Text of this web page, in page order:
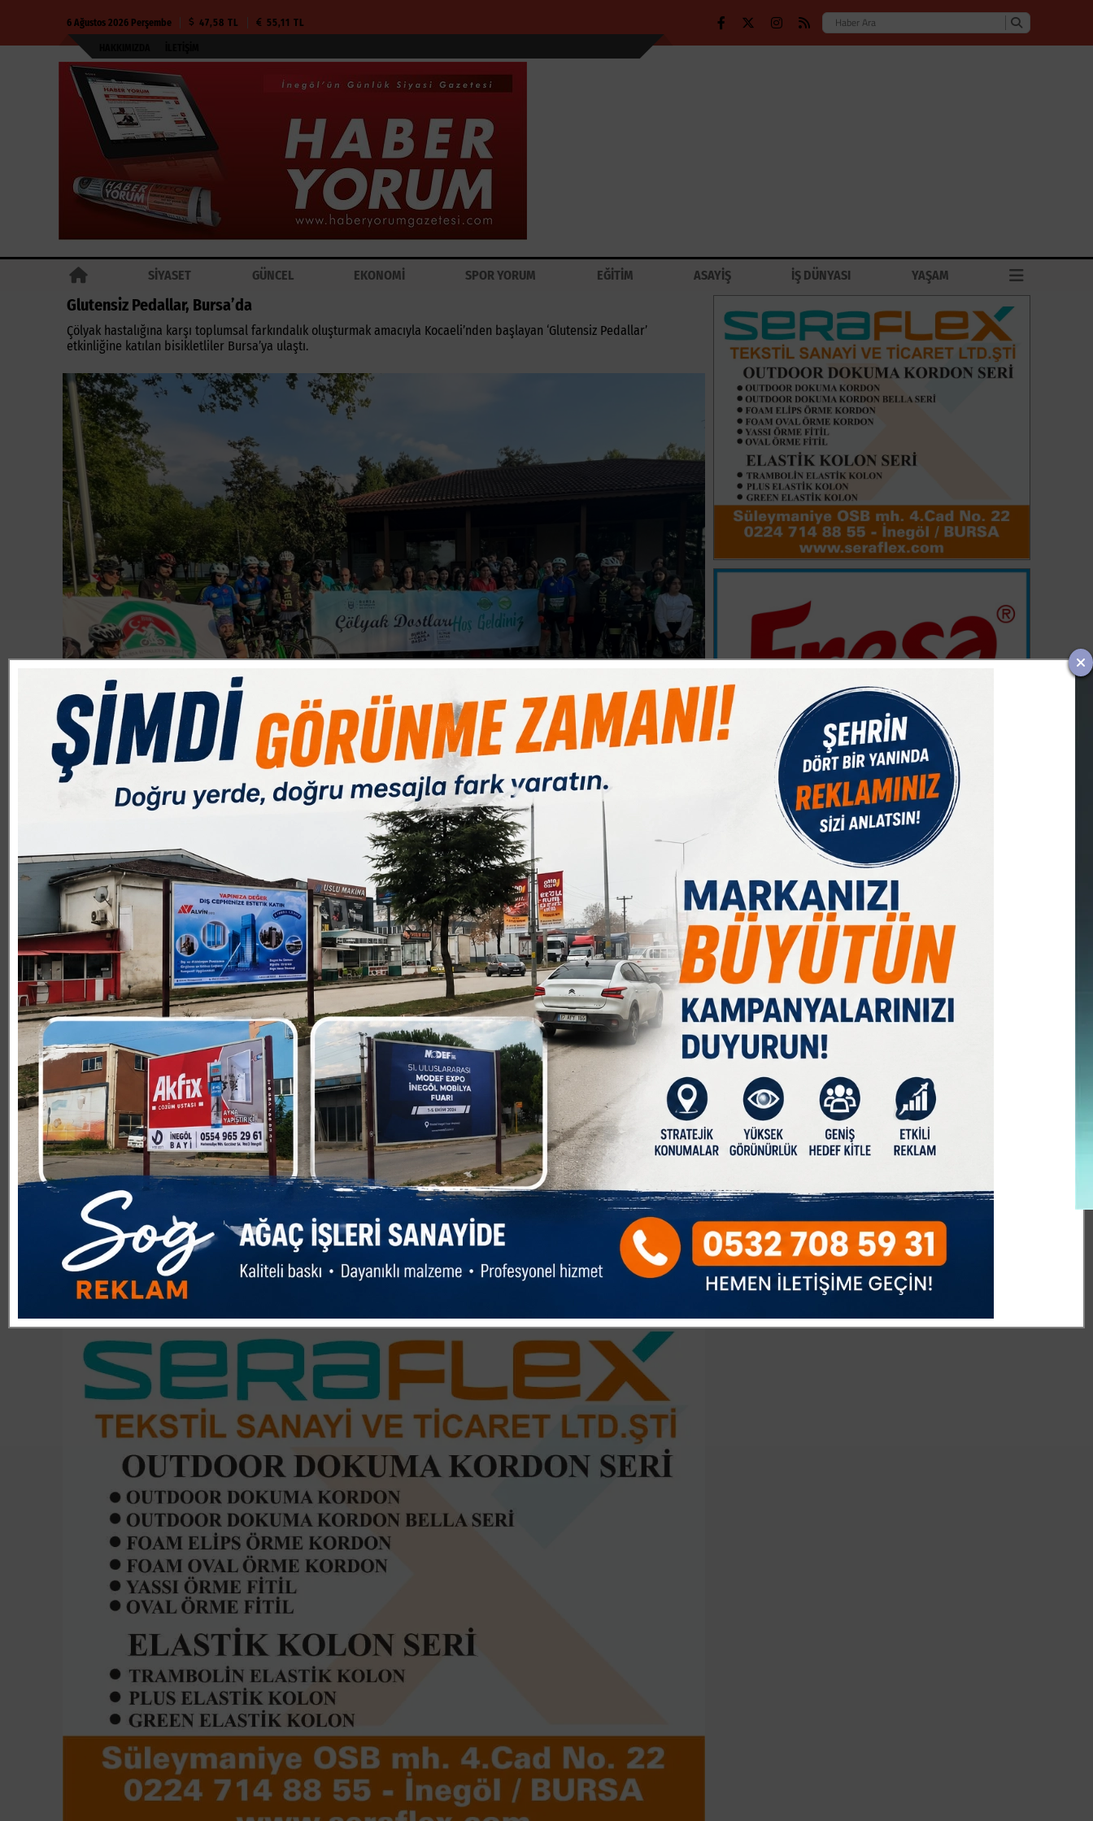
6 Ağustos 2026 Perşembe 47,58 TL 55,11 TL
SİYASET GÜNCEL EKONOMİ SPOR YORUM EĞİTİM ASAYİŞ İŞ DÜNYASI YAŞAM
Glutensiz Pedallar, Bursa’da
Çölyak hastalığına karşı toplumsal farkındalık oluşturmak amacıyla Kocaeli’nden başlayan ‘Glutensiz Pedallar’
etkinliğine katılan bisikletliler Bursa’ya ulaştı.
SPOR YORUM 6.05.2022 12:34:00 0
Paylas Paylas Paylas Paylas Paylas
Kocaeli Valiliği, Kocaeli Büyükşehir Belediyesi, Kocaeli Kent Konseyi, Bursa Büyükşehir Belediyesi, Kocaeli Bisiklet ve
Doğa Sporları (KOBİDOS) ve Kocaeli, Bursa ve Balıkesir Çölyakla Yaşam Derneği işbirliğinde düzenlenen 2. Glutensiz
Yaşam Turu’nda 12 bisikletçi 264 kilometre boyunca pedal çevirecek. Tura Kocaeli Kent Meydanı’ndan başlayan
bisikletçiler Bursa’ya ulaştı.
Bursa ve Balıkesir olmak üzere iki rotadan oluşacak yolculukta yola çıkan kafile turu Balıkesir’de tamamlayacak.
Etkinlik kapsamında Bursa’daki ihtiyaç sahibi çölyak hastalarına da içinde glutensiz ürünlerin olduğu koliler hediye
edildi.
17526,60
%0,09
DOLAR
47,58
% 0,05
55,11
% 0,20
GRAM ALTIN